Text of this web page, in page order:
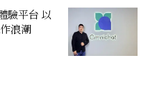
驗平台 以
浪潮